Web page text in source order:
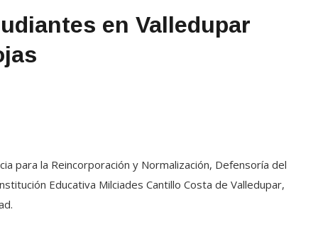
en Valledupar
para la Reincorporación y Normalización, Defensoría del
Educativa Milciades Cantillo Costa de Valledupar,